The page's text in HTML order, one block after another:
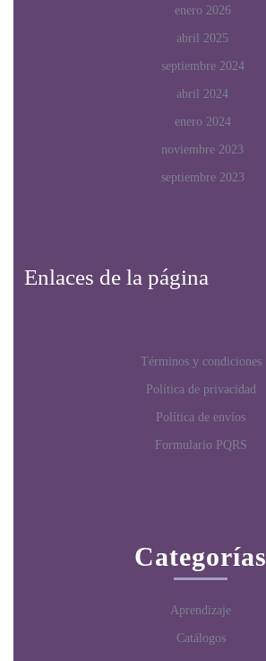
enero 2026
abril 2025
septiembre 2024
abril 2024
enero 2024
noviembre 2023
septiembre 2023
Enlaces de la página
Términos y condiciones
Política de privacidad
Política de envíos
Formulario PQRS
Categorías
Aprendizaje
Catálogos